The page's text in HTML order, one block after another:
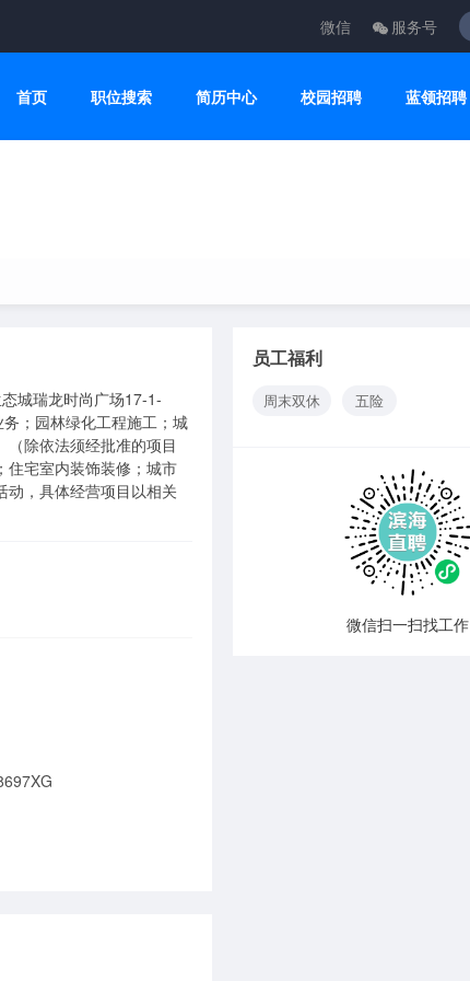
微信 服务号
首页 职位搜索 简历中心 校园招聘 蓝领招聘
城瑞龙时尚广场17-1-
；园林绿化工程施工；城
除依法须经批准的项目
住宅室内装饰装修；城市
动，具体经营项目以相关
员工福利
周末双休 五险
微信扫一扫找工作